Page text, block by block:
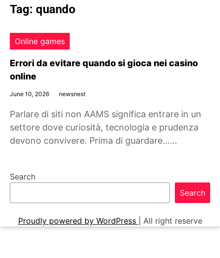
Tag: quando
Online games
Errori da evitare quando si gioca nei casino
online
June 10, 2026 newsnest
Parlare di siti non AAMS significa entrare in un
settore dove curiosità, tecnologia e prudenza
devono convivere. Prima di guardare……
Search
Search
Proudly powered by WordPress All right reserve